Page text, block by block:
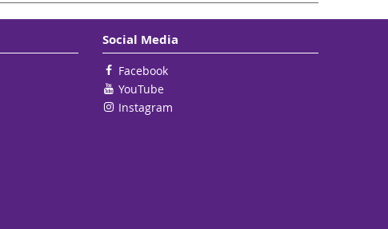
Social Media
Facebook
YouTube
Instagram